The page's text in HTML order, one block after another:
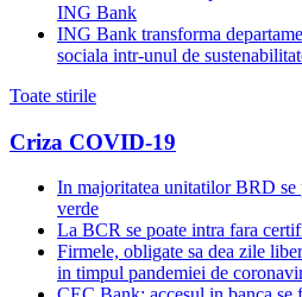
ING Bank
ING Bank transforma
sociala intr-unul de
Toate stirile
Criza COVID-19
In majoritatea unitatilor BRD se
verde
La BCR se poate intra fara
Firmele, obligate sa dea zile
in timpul pandemiei de